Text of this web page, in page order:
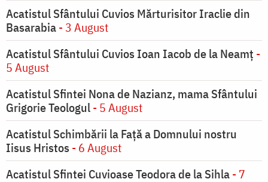
Acatistul Sfântului Cuvios Mărturisitor Iraclie din
Basarabia- 3 August
Acatistul Sfântului Cuvios Ioan Iacob de la Neamț -
5 August
Acatistul Sfintei Nona de Nazianz, mama Sfântului
Grigorie Teologul- 5 August
Acatistul Schimbării la Faţă a Domnului nostru
Iisus Hristos - 6 August
Acatistul Sfintei Cuvioase Teodora de la Sihla- 7